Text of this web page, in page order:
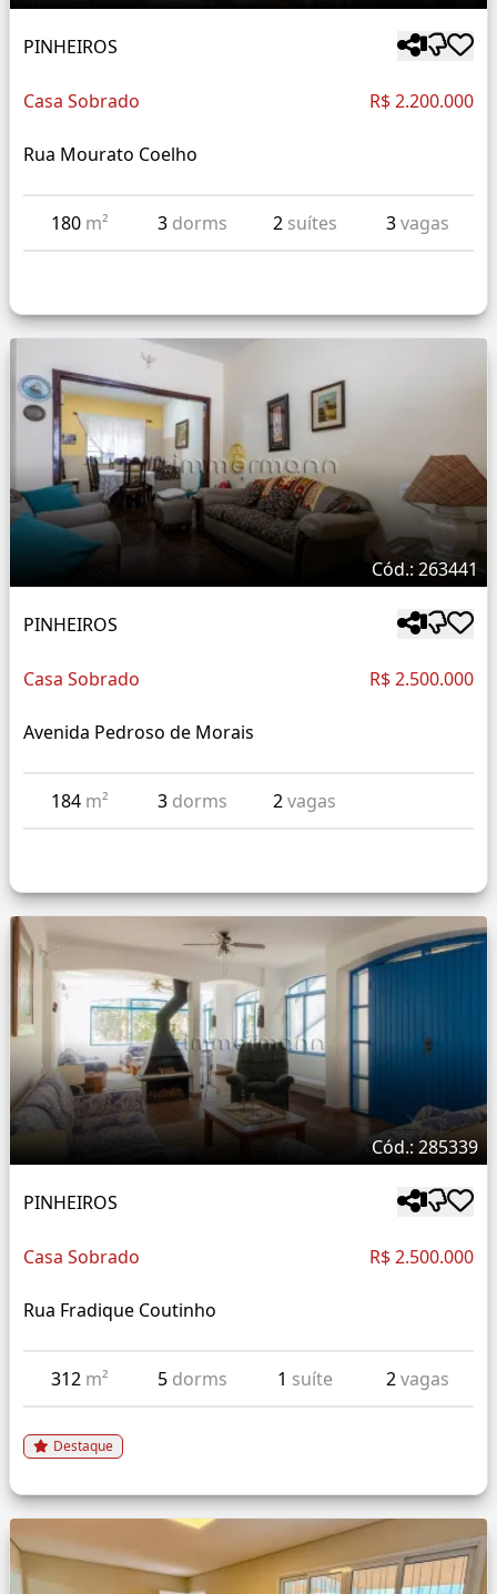
PINHEIROS
Casa Sobrado R$ 2.200.000
Rua Mourato Coelho
180 m² 3 dorms 2 suítes 3vagas
Cód.: 263441
PINHEIROS
Casa Sobrado R$ 2.500.000
Avenida Pedroso de Morais
184 m² 3 dorms 2vagas
Cód.: 285339
PINHEIROS
Casa Sobrado R$ 2.500.000
Rua Fradique Coutinho
312 m² 5 dorms 1 suíte 2vagas
Destaque